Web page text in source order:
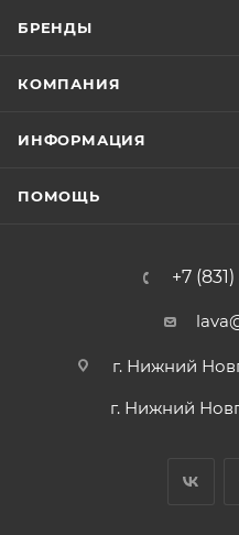
БРЕНДЫ
КОМПАНИЯ
ИНФОРМАЦИЯ
ПОМОЩЬ
+7
г. Нижний
г. Нижний